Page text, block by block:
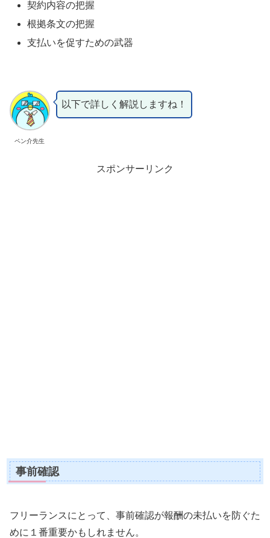
契約内容の把握
根拠条文の把握
支払いを促すための武器
ペン介先生
以下で詳しく解説しますね！
スポンサーリンク
事前確認
フリーランスにとって、事前確認が報酬の未払いを防ぐた
めに１番重要かもしれません。